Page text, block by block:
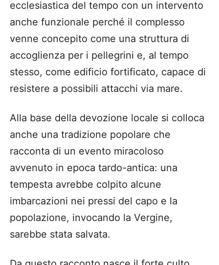
ecclesiastica del tempo con un intervento
anche funzionale perché il complesso
venne concepito come una struttura di
accoglienza per i pellegrini e, al tempo
stesso, come edificio fortificato, capace di
resistere a possibili attacchi via mare.
Alla base della devozione locale si colloca
anche una tradizione popolare che
racconta di un evento miracoloso
avvenuto in epoca tardo-antica: una
tempesta avrebbe colpito alcune
imbarcazioni nei pressi del capo e la
popolazione, invocando la Vergine,
sarebbe stata salvata.